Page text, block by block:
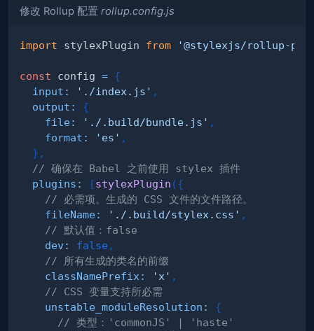
修改 Rollup 配置 rollup.config.js
import stylexPlugin from '@stylexjs/rollup-
const config = {
input : './index.js' ,
output :
{
file: './.build/bundle.js' ,
format : 'es' ,
} ,
// 确保在 Babel 之前使用 stylex 插件
plugins : [stylexPlugin ({
// 必需项。生成的 CSS 文件的文件路径。
fileName: './.build/stylex.css' ,
// 默认值：false
dev : false ,
// 所有生成的类名的前缀
classNamePrefix : 'x' ,
// CSS 变量支持所必需
unstable_moduleResolution :
{
// 类型：'commonJS' | 'haste'